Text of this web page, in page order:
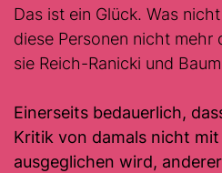
Das ist ein Glück. Was
diese Personen nicht
sie Reich-Ranicki und
Einerseits bedauerlich,
Kritik von damals nicht
ausgeglichen wird,